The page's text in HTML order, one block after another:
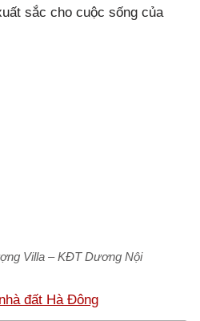
sắc cho cuộc sống của
Villa – KĐT Dương Nội
đất Hà Đông